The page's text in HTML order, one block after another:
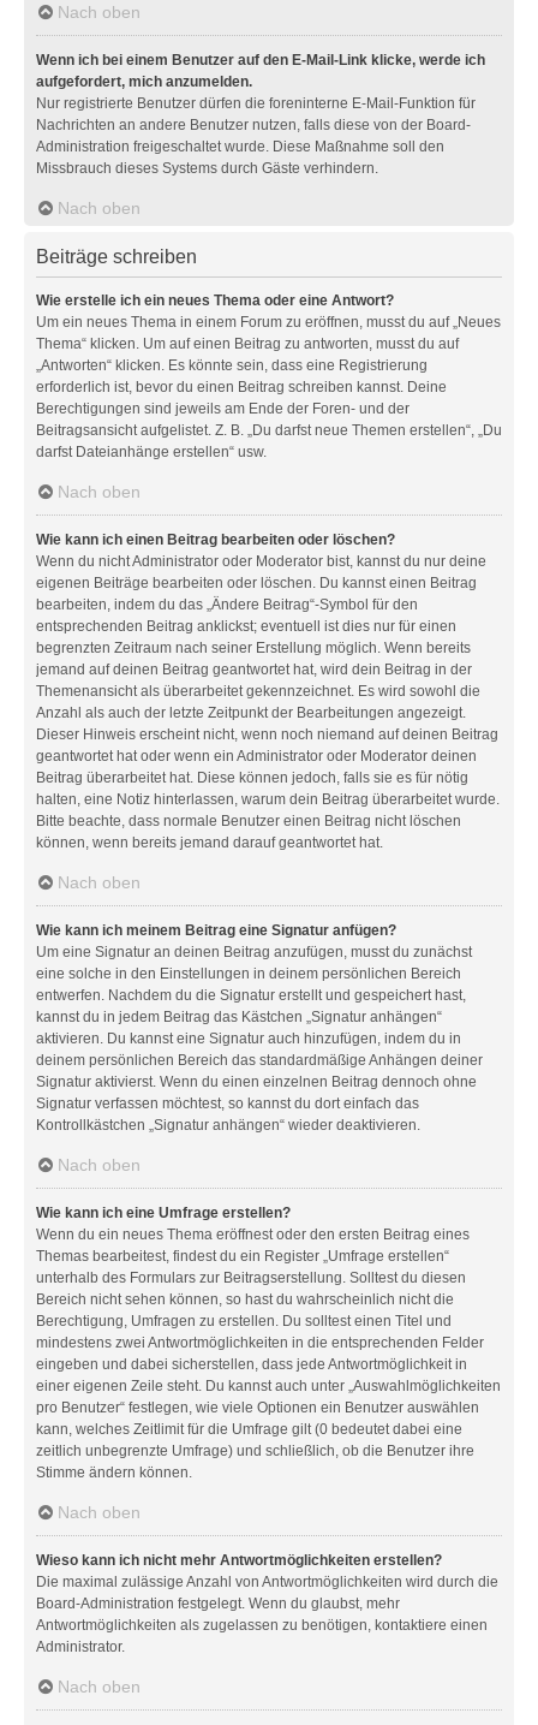
Nach oben
Wenn ich bei einem Benutzer auf den E-Mail-Link klicke, werde ich
aufgefordert, mich anzumelden.
Nur registrierte Benutzer dürfen die foreninterne E-Mail-Funktion für
Nachrichten an andere Benutzer nutzen, falls diese von der Board-
Administration freigeschaltet wurde. Diese Maßnahme soll den
Missbrauch dieses Systems durch Gäste verhindern.
Nach oben
Beiträge schreiben
Wie erstelle ich ein neues Thema oder eine Antwort?
Um ein neues Thema in einem Forum zu eröffnen, musst du auf „Neues
Thema“ klicken. Um auf einen Beitrag zu antworten, musst du auf
„Antworten“ klicken. Es könnte sein, dass eine Registrierung
erforderlich ist, bevor du einen Beitrag schreiben kannst. Deine
Berechtigungen sind jeweils am Ende der Foren- und der
Beitragsansicht aufgelistet. Z. B. „Du darfst neue Themen erstellen“, „Du
darfst Dateianhänge erstellen“ usw.
Nach oben
Wie kann ich einen Beitrag bearbeiten oder löschen?
Wenn du nicht Administrator oder Moderator bist, kannst du nur deine
eigenen Beiträge bearbeiten oder löschen. Du kannst einen Beitrag
bearbeiten, indem du das „Ändere Beitrag“-Symbol für den
entsprechenden Beitrag anklickst; eventuell ist dies nur für einen
begrenzten Zeitraum nach seiner Erstellung möglich. Wenn bereits
jemand auf deinen Beitrag geantwortet hat, wird dein Beitrag in der
Themenansicht als überarbeitet gekennzeichnet. Es wird sowohl die
Anzahl als auch der letzte Zeitpunkt der Bearbeitungen angezeigt.
Dieser Hinweis erscheint nicht, wenn noch niemand auf deinen Beitrag
geantwortet hat oder wenn ein Administrator oder Moderator deinen
Beitrag überarbeitet hat. Diese können jedoch, falls sie es für nötig
halten, eine Notiz hinterlassen, warum dein Beitrag überarbeitet wurde.
Bitte beachte, dass normale Benutzer einen Beitrag nicht löschen
können, wenn bereits jemand darauf geantwortet hat.
Nach oben
Wie kann ich meinem Beitrag eine Signatur anfügen?
Um eine Signatur an deinen Beitrag anzufügen, musst du zunächst
eine solche in den Einstellungen in deinem persönlichen Bereich
entwerfen. Nachdem du die Signatur erstellt und gespeichert hast,
kannst du in jedem Beitrag das Kästchen „Signatur anhängen“
aktivieren. Du kannst eine Signatur auch hinzufügen, indem du in
deinem persönlichen Bereich das standardmäßige Anhängen deiner
Signatur aktivierst. Wenn du einen einzelnen Beitrag dennoch ohne
Signatur verfassen möchtest, so kannst du dort einfach das
Kontrollkästchen „Signatur anhängen“ wieder deaktivieren.
Nach oben
Wie kann ich eine Umfrage erstellen?
Wenn du ein neues Thema eröffnest oder den ersten Beitrag eines
Themas bearbeitest, findest du ein Register „Umfrage erstellen“
unterhalb des Formulars zur Beitragserstellung. Solltest du diesen
Bereich nicht sehen können, so hast du wahrscheinlich nicht die
Berechtigung, Umfragen zu erstellen. Du solltest einen Titel und
mindestens zwei Antwortmöglichkeiten in die entsprechenden Felder
eingeben und dabei sicherstellen, dass jede Antwortmöglichkeit in
einer eigenen Zeile steht. Du kannst auch unter „Auswahlmöglichkeiten
pro Benutzer“ festlegen, wie viele Optionen ein Benutzer auswählen
kann, welches Zeitlimit für die Umfrage gilt (0 bedeutet dabei eine
zeitlich unbegrenzte Umfrage) und schließlich, ob die Benutzer ihre
Stimme ändern können.
Nach oben
Wieso kann ich nicht mehr Antwortmöglichkeiten erstellen?
Die maximal zulässige Anzahl von Antwortmöglichkeiten wird durch die
Board-Administration festgelegt. Wenn du glaubst, mehr
Antwortmöglichkeiten als zugelassen zu benötigen, kontaktiere einen
Administrator.
Nach oben